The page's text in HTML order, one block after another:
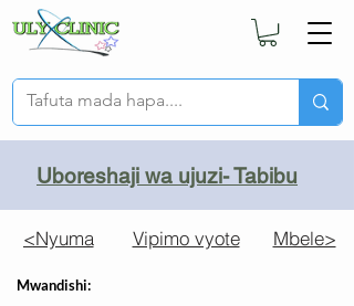
Uboreshaji wa ujuzi- Tabibu
<Nyuma Vipimo vyote Mbele>
Mwandishi: